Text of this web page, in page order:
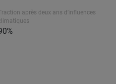
après deux ans d’influences